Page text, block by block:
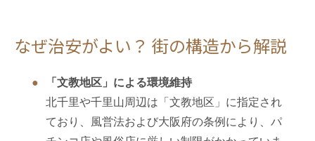
なぜ治安がよい？ 街の構造から解説
「文教地区」による環境維持
北千里や千里山周辺は「文教地区」に指定され
ており、風営法および大阪府の条例により、パ